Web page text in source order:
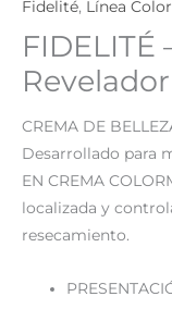
Fidelité, Línea
FIDELITÉ
Revelador
CREMA DE
Desarrollado para
EN CREMA
localizada y
resecamiento.